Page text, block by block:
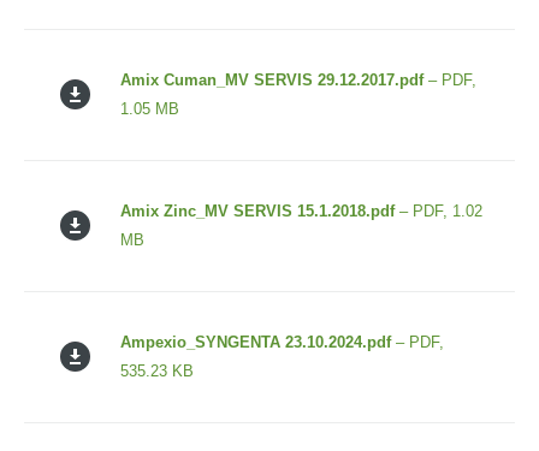
Amix Cuman_MV SERVIS 29.12.2017.pdf– PDF,
1.05 MB
Amix Zinc_MV SERVIS 15.1.2018.pdf– PDF, 1.02
MB
Ampexio_SYNGENTA 23.10.2024.pdf– PDF,
535.23 KB